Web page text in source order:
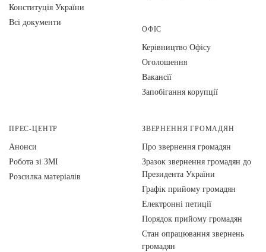
Конституція України
Всі документи
ОФІС
Керівництво Офісу
Оголошення
Вакансії
Запобігання корупції
ПРЕС-ЦЕНТР
Анонси
Робота зі ЗМІ
Розсилка матеріалів
ЗВЕРНЕННЯ ГРОМАДЯН
Про звернення громадян
Зразок звернення громадян до
Президента України
Графік прийому громадян
Електронні петиції
Порядок прийому громадян
Стан опрацювання звернень
громадян